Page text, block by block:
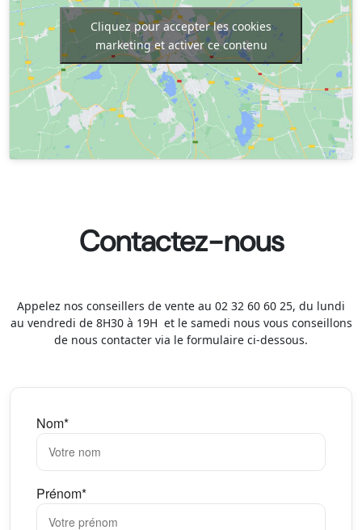
Cliquez pour accepter les cookies
marketing et activer ce contenu
Contactez-nous
Appelez nos conseillers de vente au 02 32 60 60 25, du lundi
au vendredi de 8H30 à 19H et le samedi nous vous conseillons
de nous contacter via le formulaire ci-dessous.
Nom*
Prénom*